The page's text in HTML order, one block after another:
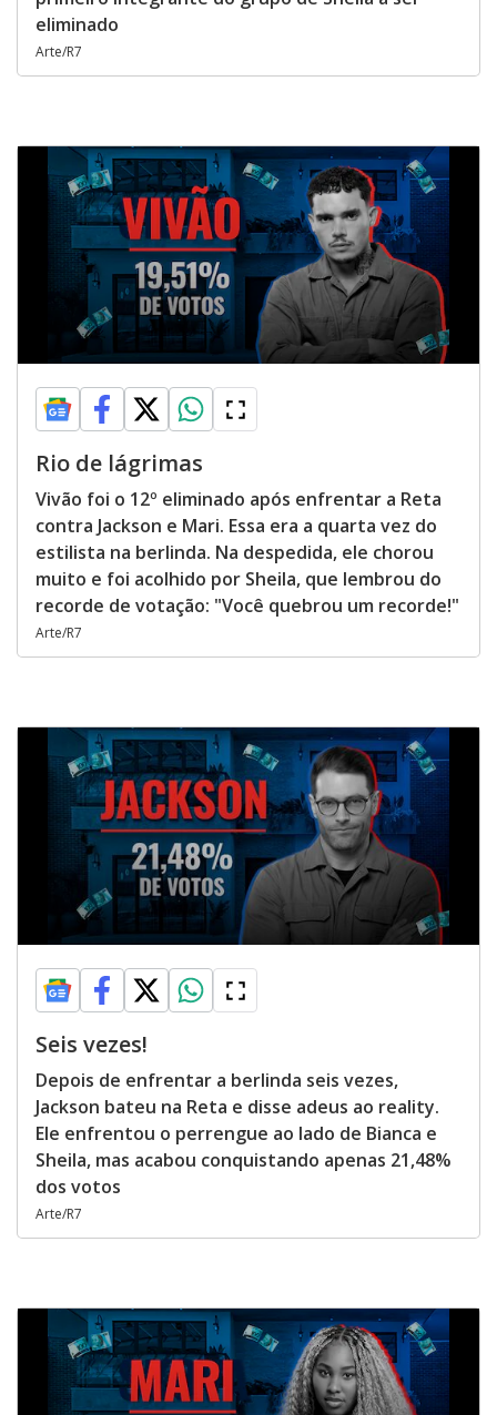
eliminado
Arte/R7
Rio de lágrimas
Vivão foi o 12º eliminado após enfrentar a Reta
contra Jackson e Mari. Essa era a quarta vez do
estilista na berlinda. Na despedida, ele chorou
muito e foi acolhido por Sheila, que lembrou do
recorde de votação: "Você quebrou um recorde!"
Arte/R7
Seis vezes!
Depois de enfrentar a berlinda seis vezes,
Jackson bateu na Reta e disse adeus ao reality.
Ele enfrentou o perrengue ao lado de Bianca e
Sheila, mas acabou conquistando apenas 21,48%
dos votos
Arte/R7